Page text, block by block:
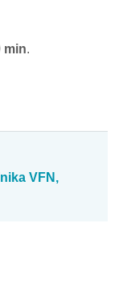
min.
VFN,